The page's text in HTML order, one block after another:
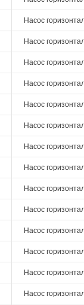
Насос
Насос
Насос
Насос
Насос
Насос
Насос
Насос
Насос
Насос
Насос
Насос
Насос
Насос